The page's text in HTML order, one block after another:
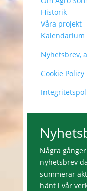
Historik
Våra projekt
Kalendarium
Nyhetsbrev,
Cookie Policy
Några
nyhetsbrev
summerar
hänt i vår